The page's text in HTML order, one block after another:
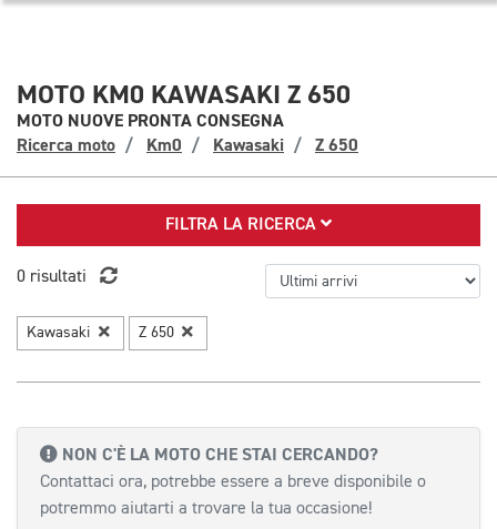
MOTO KM0 KAWASAKI Z 650
MOTO NUOVE PRONTA CONSEGNA
Ricerca moto
Km0 Kawasaki Z 650
FILTRA LA RICERCA
0 risultati
Kawasaki Z 650
NON C'È LA MOTO CHE STAI CERCANDO?
Contattaci ora, potrebbe essere a breve disponibile o
potremmo aiutarti a trovare la tua occasione!